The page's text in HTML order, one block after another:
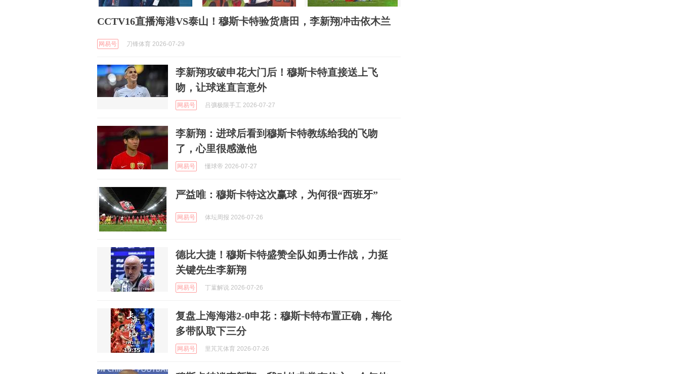
CCTV16直播海港VS泰山！穆斯卡特验货唐田，李新翔冲击依木兰
网易号 刀锋体育 2026-07-29
李新翔攻破申花大门后！穆斯卡特直接送上飞
吻，让球迷直言意外
网易号 吕彍极限手工 2026-07-27
李新翔：进球后看到穆斯卡特教练给我的飞吻
了，心里很感激他
网易号 懂球帝 2026-07-27
严益唯：穆斯卡特这次赢球，为何很“西班牙”
网易号 体坛周报 2026-07-26
德比大捷！穆斯卡特盛赞全队如勇士作战，力挺
关键先生李新翔
网易号 丁蓳解说 2026-07-26
复盘上海海港2-0申花：穆斯卡特布置正确，梅伦
多带队取下三分
网易号 里芃芃体育 2026-07-26